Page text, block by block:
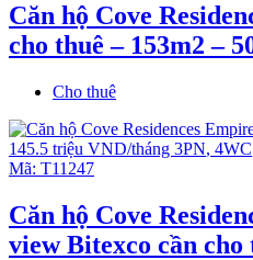
Căn hộ Cove
cho thuê – 153m2 –
Cho thuê
145.5 triệu VND/tháng 3PN, 4WC
Mã: T11247
Căn hộ Cove
view Bitexco cần cho